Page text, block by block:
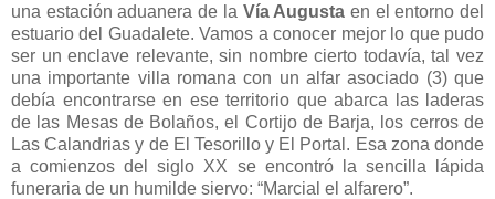
una estación aduanera de la Vía Augusta en el entorno del
estuario del Guadalete. Vamos a conocer mejor lo que pudo
ser un enclave relevante, sin nombre cierto todavía, tal vez
una importante villa romana con un alfar asociado (3) que
debía encontrarse en ese territorio que abarca las laderas
de las Mesas de Bolaños, el Cortijo de Barja, los cerros de
Las Calandrias y de El Tesorillo y El Portal. Esa zona donde
a comienzos del siglo XX se encontró la sencilla lápida
funeraria de un humilde siervo: “Marcial el alfarero”.